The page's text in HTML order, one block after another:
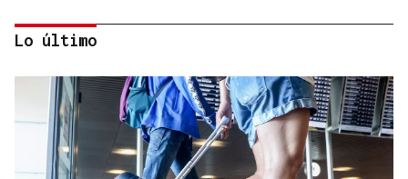
Lo último